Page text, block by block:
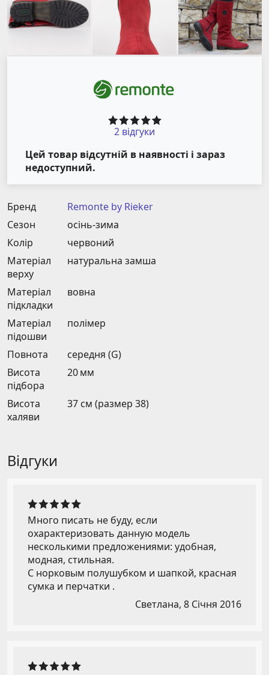
2 відгуки
Цей товар відсутній в наявності і зараз
недоступний.
Бренд
Remonte by Rieker
Сезон
осінь-зима
Колір
червоний
Матеріал
верху
натуральна замша
Матеріал
підкладки
вовна
Матеріал
підошви
полімер
Повнота
середня (G)
Висота
підбора
20 мм
Висота
халяви
37 см (размер 38)
Відгуки
Много писать не буду, если
охарактеризовать данную модель
несколькими предложениями: удобная,
модная, стильная.
С норковым полушубком и шапкой, красная
сумка и перчатки .
Светлана, 8 Січня 2016